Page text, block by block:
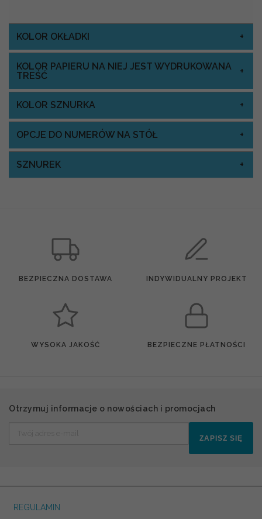
KOLOR OKŁADKI
KOLOR PAPIERU NA NIEJ JEST WYDRUKOWANA
TREŚĆ
KOLOR SZNURKA
OPCJE DO NUMERÓW NA STÓŁ
SZNUREK
BEZPIECZNA DOSTAWA INDYWIDUALNY PROJEKT
WYSOKA JAKOŚĆ BEZPIECZNE PŁATNOŚCI
Otrzymuj informacje o nowościach i promocjach
ZAPISZ SIĘ
REGULAMIN